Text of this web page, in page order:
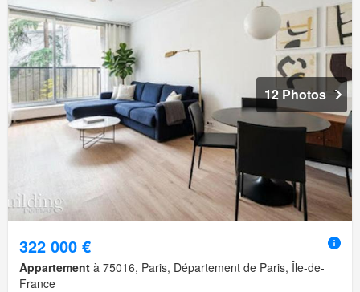
12 Photos
322 000 €
Appartement à 75016, Paris, Département de Paris, Île-de-
France